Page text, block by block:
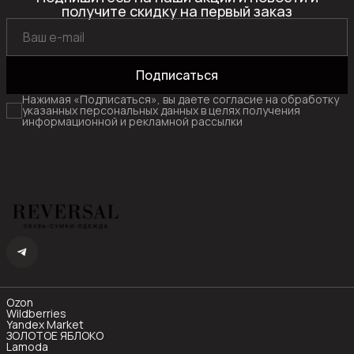
получите скидку на первый заказ
Подписаться
Нажимая «Подписаться», вы даете согласие на обработку
указанных персональных данных в целях получения
информационной и рекламной рассылки
Ozon
Wildberries
Yandex Market
ЗОЛОТОЕ ЯБЛОКО
Lamoda